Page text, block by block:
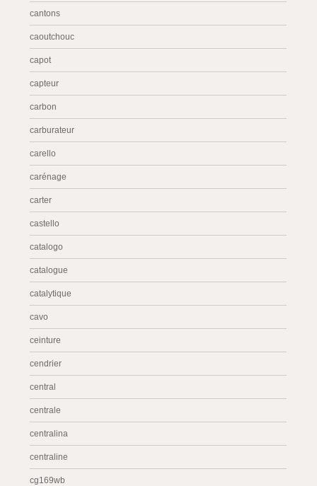
cantons
caoutchouc
capot
capteur
carbon
carburateur
carello
carénage
carter
castello
catalogo
catalogue
catalytique
cavo
ceinture
cendrier
central
centrale
centralina
centraline
cg169wb